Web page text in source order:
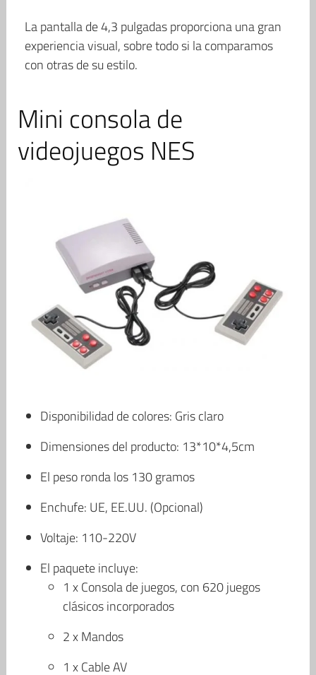
La pantalla de 4,3 pulgadas proporciona una gran
experiencia visual, sobre todo si la comparamos
con otras de su estilo.
Mini consola de
videojuegos NES
Disponibilidad de colores: Gris claro
Dimensiones del producto: 13*10*4,5cm
El peso ronda los 130 gramos
Enchufe: UE, EE.UU. (Opcional)
Voltaje: 110-220V
El paquete incluye:
1 x Consola de juegos, con 620 juegos
clásicos incorporados
2 x Mandos
1 x Cable AV